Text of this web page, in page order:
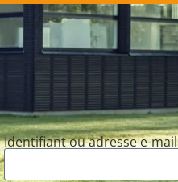
Identifiant ou adresse e-mail